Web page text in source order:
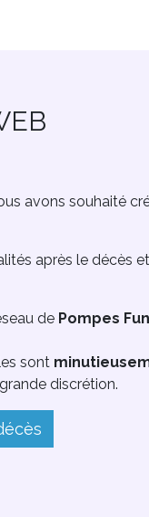
avons souhaité
après le décès
de Pompes
sont
discrétion.